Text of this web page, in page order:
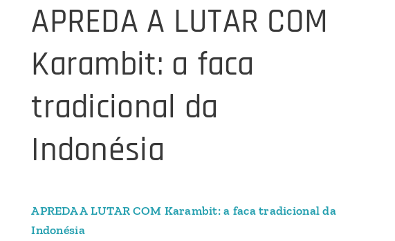
APREDA A LUTAR COM
Karambit: a faca
tradicional da
Indonésia
APREDA A LUTAR COM Karambit: a faca tradicional da
Indonésia